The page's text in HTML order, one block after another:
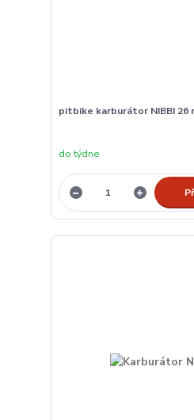
pitbike karburátor NIBBI 26
do týdne